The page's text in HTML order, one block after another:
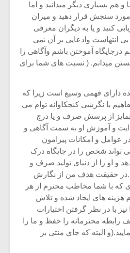
هم بسیاری دیگر میدانید و اما
سنجش قرار دهید و میزان
کنید و یا به دیگران معرفی
بی انتهاست وادعایی بر آن نمی
درجایگاه آموختن باشم وآگاهی را
میدانم. ( نسبت های شما برای
دارای فهمی وسیع است زیرا که
با نگرشی کنجکاوانه توام می
از پرسش صرف و یا درج
و آموزش او به سمت آگاهی و
عوامل و امکانات پیرامون
تواند شخص را در جایگاه درک
و او را از دنیای تولید صرف و
حقیقت هدف من از نگارش
که با شما مخاطب محترم از هر
هزینه های ایجاد شده و تلاش
با در نظر گرفتن اختیارات
رابطه محترمانه را حفظ و ما را
البته که جای منتی بر